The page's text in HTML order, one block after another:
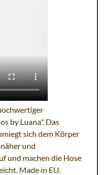
by Luana". Das
sich dem Körper
und
und machen die Hose
Made in EU.